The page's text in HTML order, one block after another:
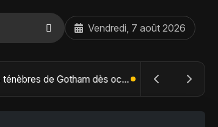
Vendredi, 7 août 2026
The Batman : Part II – Robert Pattinson replonge dans les ténèbres de Gotham dès octobre 2027